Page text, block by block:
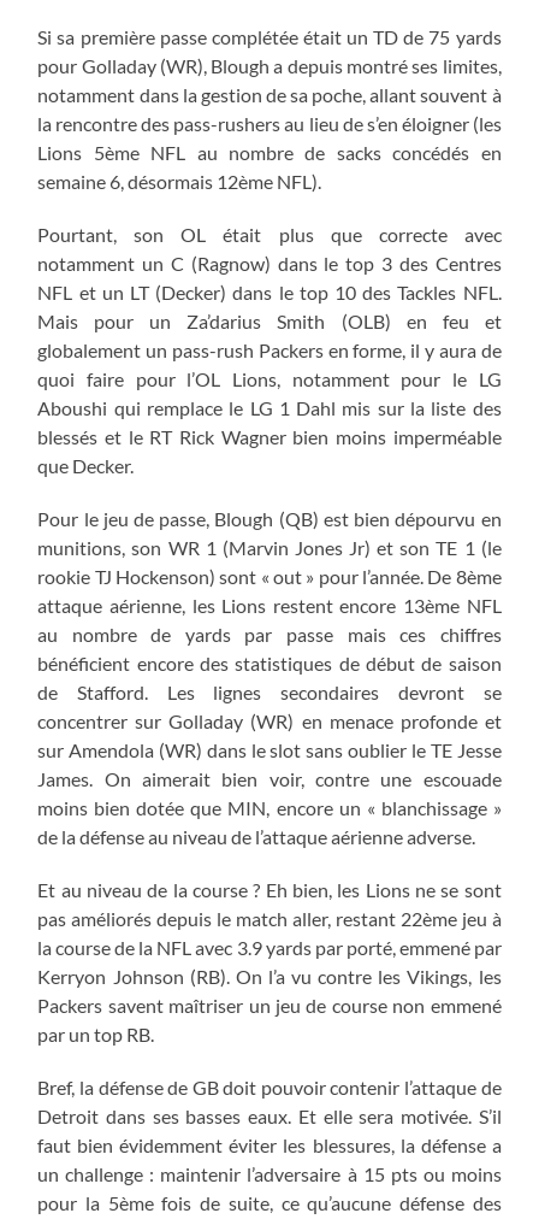
Si sa première passe complétée était un TD de 75 yards
pour Golladay (WR), Blough a depuis montré ses limites,
notamment dans la gestion de sa poche, allant souvent à
la rencontre des pass-rushers au lieu de s’en éloigner (les
Lions 5ème NFL au nombre de sacks concédés en
semaine 6, désormais 12ème NFL).
Pourtant, son OL était plus que correcte avec
notamment un C (Ragnow) dans le top 3 des Centres
NFL et un LT (Decker) dans le top 10 des Tackles NFL.
Mais pour un Za’darius Smith (OLB) en feu et
globalement un pass-rush Packers en forme, il y aura de
quoi faire pour l’OL Lions, notamment pour le LG
Aboushi qui remplace le LG 1 Dahl mis sur la liste des
blessés et le RT Rick Wagner bien moins imperméable
que Decker.
Pour le jeu de passe, Blough (QB) est bien dépourvu en
munitions, son WR 1 (Marvin Jones Jr) et son TE 1 (le
rookie TJ Hockenson) sont « out » pour l’année. De 8ème
attaque aérienne, les Lions restent encore 13ème NFL
au nombre de yards par passe mais ces chiffres
bénéficient encore des statistiques de début de saison
de Stafford. Les lignes secondaires devront se
concentrer sur Golladay (WR) en menace profonde et
sur Amendola (WR) dans le slot sans oublier le TE Jesse
James. On aimerait bien voir, contre une escouade
moins bien dotée que MIN, encore un « blanchissage »
de la défense au niveau de l’attaque aérienne adverse.
Et au niveau de la course ? Eh bien, les Lions ne se sont
pas améliorés depuis le match aller, restant 22ème jeu à
la course de la NFL avec 3.9 yards par porté, emmené par
Kerryon Johnson (RB). On l’a vu contre les Vikings, les
Packers savent maîtriser un jeu de course non emmené
par un top RB.
Bref, la défense de GB doit pouvoir contenir l’attaque de
Detroit dans ses basses eaux. Et elle sera motivée. S’il
faut bien évidemment éviter les blessures, la défense a
un challenge : maintenir l’adversaire à 15 pts ou moins
pour la 5ème fois de suite, ce qu’aucune défense des